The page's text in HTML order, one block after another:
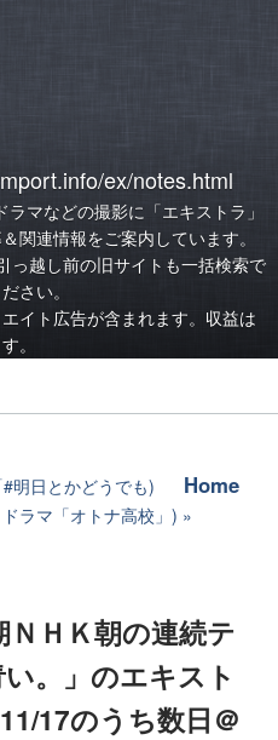
ex/notes.html
ラマなどの撮影に「エキストラ」
関連情報をご案内しています。
っ越し前の旧サイトも一括検索で
さい。
イト広告が含まれます。収益は
。
明日とかどうでも) Home
ラマ「オトナ高校」)
ＮＨＫ朝の連続テ
。」のエキスト
17のうち数日＠